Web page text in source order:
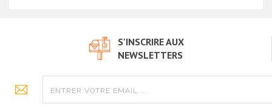
S'INSCRIRE AUX
NEWSLETTERS